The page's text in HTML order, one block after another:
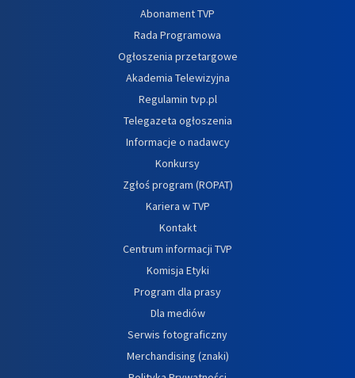
Abonament TVP
Rada Programowa
Ogłoszenia przetargowe
Akademia Telewizyjna
Regulamin tvp.pl
Telegazeta ogłoszenia
Informacje o nadawcy
Konkursy
Zgłoś program (ROPAT)
Kariera w TVP
Kontakt
Centrum informacji TVP
Komisja Etyki
Program dla prasy
Dla mediów
Serwis fotograficzny
Merchandising (znaki)